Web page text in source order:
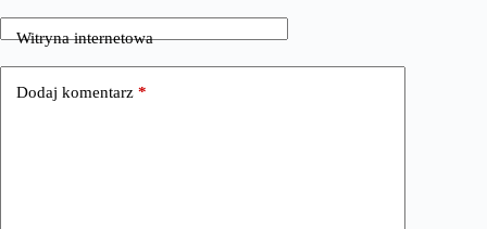
Witryna internetowa
Dodaj komentarz *